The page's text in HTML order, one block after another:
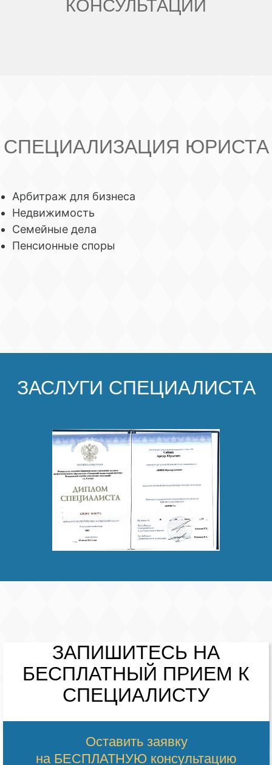
КОНСУЛЬТАЦИЙ
СПЕЦИАЛИЗАЦИЯ ЮРИСТА
Арбитраж для бизнеса
Недвижимость
Семейные дела
Пенсионные споры
ЗАСЛУГИ СПЕЦИАЛИСТА
ЗАПИШИТЕСЬ НА
БЕСПЛАТНЫЙ ПРИЕМ К
СПЕЦИАЛИСТУ
Оставить заявку
на БЕСПЛАТНУЮ консультацию